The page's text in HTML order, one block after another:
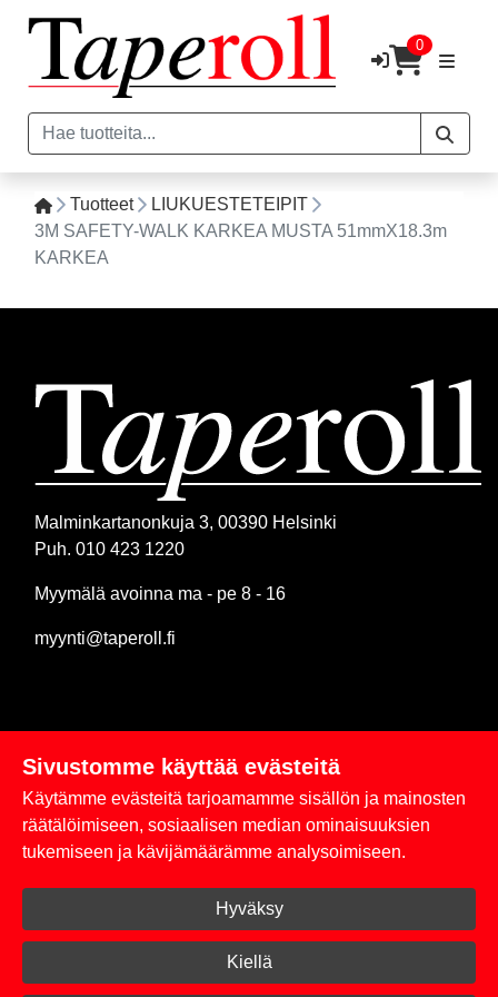
0
Tuotteet
LIUKUESTETEIPIT
3M SAFETY-WALK KARKEA MUSTA 51mmX18.3m
KARKEA
Malminkartanonkuja 3, 00390 Helsinki
Puh. 010 423 1220
Myymälä avoinna ma - pe 8 - 16
myynti@taperoll.fi
Linkit
Rekisteriseloste
Toimitus- ja maksuehdot
Kirjaudu sisään
Sivustomme käyttää evästeitä
Käytämme evästeitä tarjoamamme sisällön ja mainosten
räätälöimiseen, sosiaalisen median ominaisuuksien
tukemiseen ja kävijämäärämme analysoimiseen.
Hyväksy
Kiellä